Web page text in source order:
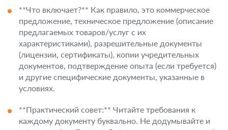
**Что включает?** Как правило, это коммерческое
предложение, техническое предложение (описание
предлагаемых товаров/услуг с их
характеристиками), разрешительные документы
(лицензии, сертификаты), копии учредительных
документов, подтверждение опыта (если требуется)
и другие специфические документы, указанные в
условиях.
**Практический совет:** Читайте требования к
каждому документу буквально. Не додумывайте и